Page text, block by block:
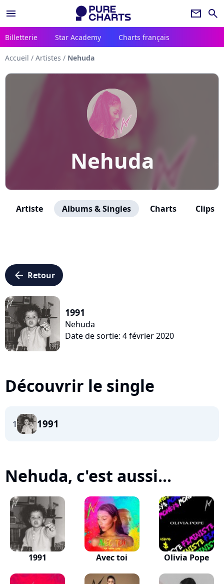
menu newsletter search
Billetterie Star Academy Charts français
Accueil / Artistes / Nehuda
Nehuda
Artiste Albums & Singles Charts Clips
arrow_left Retour
1991
Nehuda
Date de sortie: 4 février 2020
Découvrir le single
1 1991
Nehuda, c'est aussi...
1991 Avec toi Olivia Pope